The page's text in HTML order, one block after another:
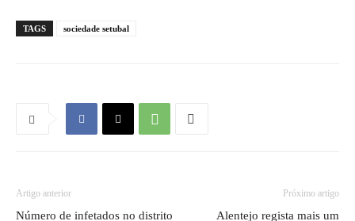
TAGS sociedade setubal
Artigo anterior
Número de infetados no distrito
Próximo artigo
Alentejo regista mais um